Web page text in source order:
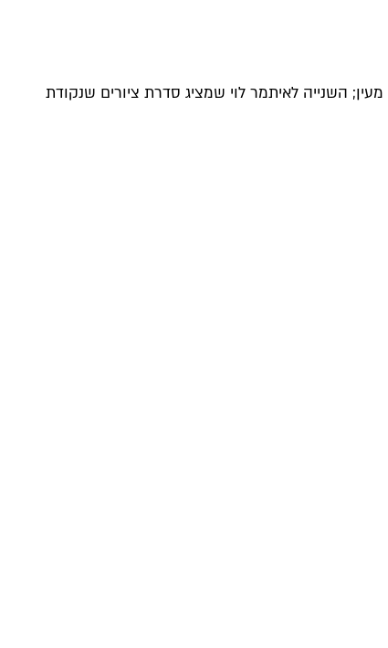
השנייה לאיתמר לוי שמציג סדרת ציורים שנקודת